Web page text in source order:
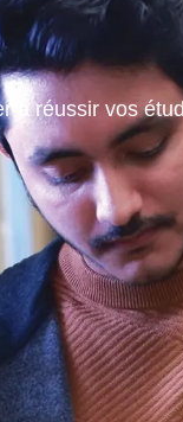
à réussir vos